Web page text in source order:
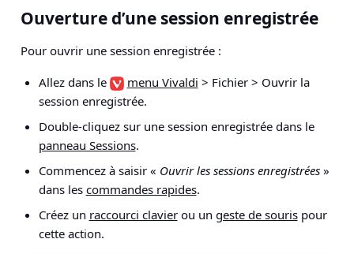
Ouverture d’une session enregistrée
Pour ouvrir une session enregistrée :
Allez dans le
menu Vivaldi > Fichier> Ouvrir la
session enregistrée.
Double-cliquez sur une session enregistrée dans le
panneau Sessions.
Commencez à saisir « Ouvrir les sessions enregistrées»
dans les commandes rapides.
Créez un raccourci clavierou un geste de sourispour
cette action.